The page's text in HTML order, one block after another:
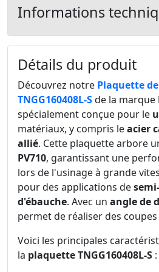
Informations
Détails du produit
Découvrez notre Plaquette
TNGG160408L-Sde la marque
spécialement conçue pour le
matériaux, y compris leacier
allié. Cette plaquette arbore
PV710, garantissant une
lors de l'usinage à grande
pour des applications de
d'ébauche. Avec un angle de
permet de réaliser des
Voici les principales
la plaquette TNGG160408L-S :